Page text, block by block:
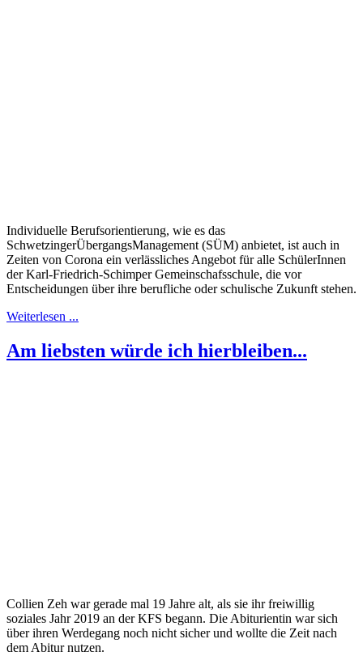
Individuelle Berufsorientierung, wie es das
SchwetzingerÜbergangsManagement (SÜM) anbietet, ist auch in
Zeiten von Corona ein verlässliches Angebot für alle SchülerInnen
der Karl-Friedrich-Schimper Gemeinschafsschule, die vor
Entscheidungen über ihre berufliche oder schulische Zukunft stehen.
Weiterlesen ...
Am liebsten würde ich hierbleiben...
Collien Zeh war gerade mal 19 Jahre alt, als sie ihr freiwillig
soziales Jahr 2019 an der KFS begann. Die Abiturientin war sich
über ihren Werdegang noch nicht sicher und wollte die Zeit nach
dem Abitur nutzen.